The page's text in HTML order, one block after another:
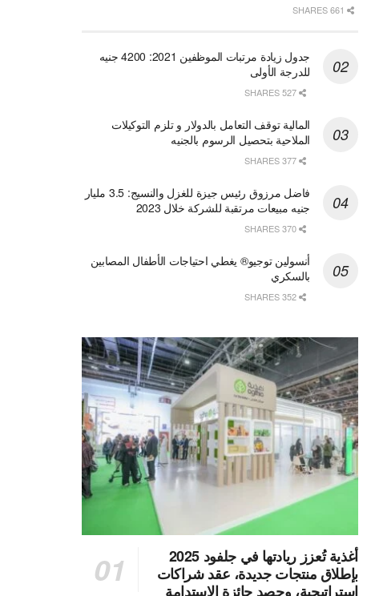
جدول زيادة مرتبات الموظفين 2021: 4200 جنيه
للدرجة الأولى
المالية توقف التعامل بالدولار و تلزم التوكيلات
الملاحية بتحصيل الرسوم بالجنيه
فاضل مرزوق رئيس جيزة للغزل والنسيج: 3.5 مليار
جنيه مبيعات مرتقبة للشركة خلال 2023
أنسولين توجيو® يغطي احتياجات الأطفال المصابين
بالسكري
أغذية تُعزز ريادتها في جلفود 2025
بإطلاق منتجات جديدة، عقد شراكات
استراتيجية، وحصد جائزة الاستدامة